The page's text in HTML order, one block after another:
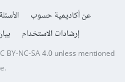
عن أكاديمية حسوب
إرشادات الاستخدام
BY-NC-SA 4.0unless mentioned